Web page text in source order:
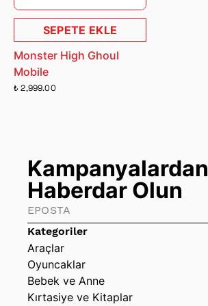
SEPETE EKLE
Monster High Ghoul
Mobile
₺ 2,999.00
Kategoriler
Araçlar
Oyuncaklar
Bebek ve Anne
Kırtasiye ve Kitaplar
Kampanyalardan
Haberdar Olun